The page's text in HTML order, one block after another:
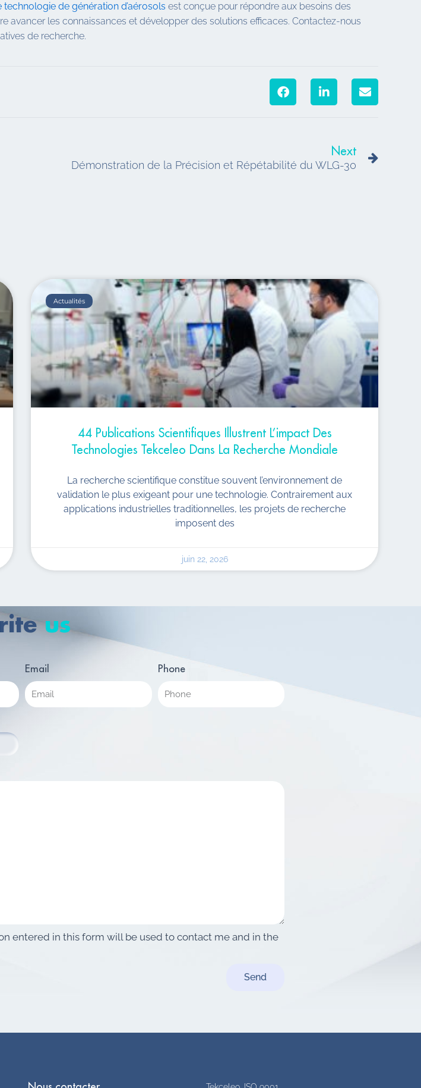
technologie de génération d’aérosols est conçue pour répondre aux besoins des
avancer les connaissances et développer des solutions efficaces. Contactez-nous
de recherche.
Next
Démonstration de la Précision et Répétabilité du WLG-30
Actualités
44 Publications Scientifiques Illustrent L’impact Des
Technologies Tekceleo Dans La Recherche Mondiale
La recherche scientifique constitue souvent l’environnement de
validation le plus exigeant pour une technologie. Contrairement aux
applications industrielles traditionnelles, les projets de recherche
imposent des
juin 22, 2026
us
Email Phone
entered in this form will be used to contact me and in the
Send